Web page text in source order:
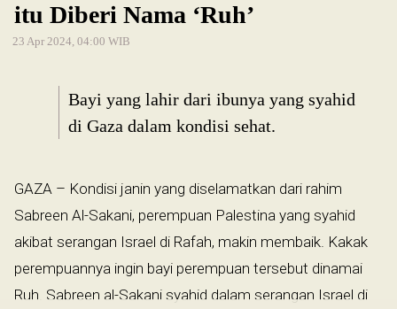
itu Diberi Nama ‘Ruh’
23 Apr 2024, 04:00 WIB
Bayi yang lahir dari ibunya yang syahid
di Gaza dalam kondisi sehat.
GAZA – Kondisi janin yang diselamatkan dari rahim
Sabreen Al-Sakani, perempuan Palestina yang syahid
akibat serangan Israel di Rafah, makin membaik. Kakak
perempuannya ingin bayi perempuan tersebut dinamai
Ruh. Sabreen al-Sakani syahid dalam serangan Israel di